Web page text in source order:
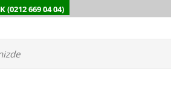
(0212 669 04 04)